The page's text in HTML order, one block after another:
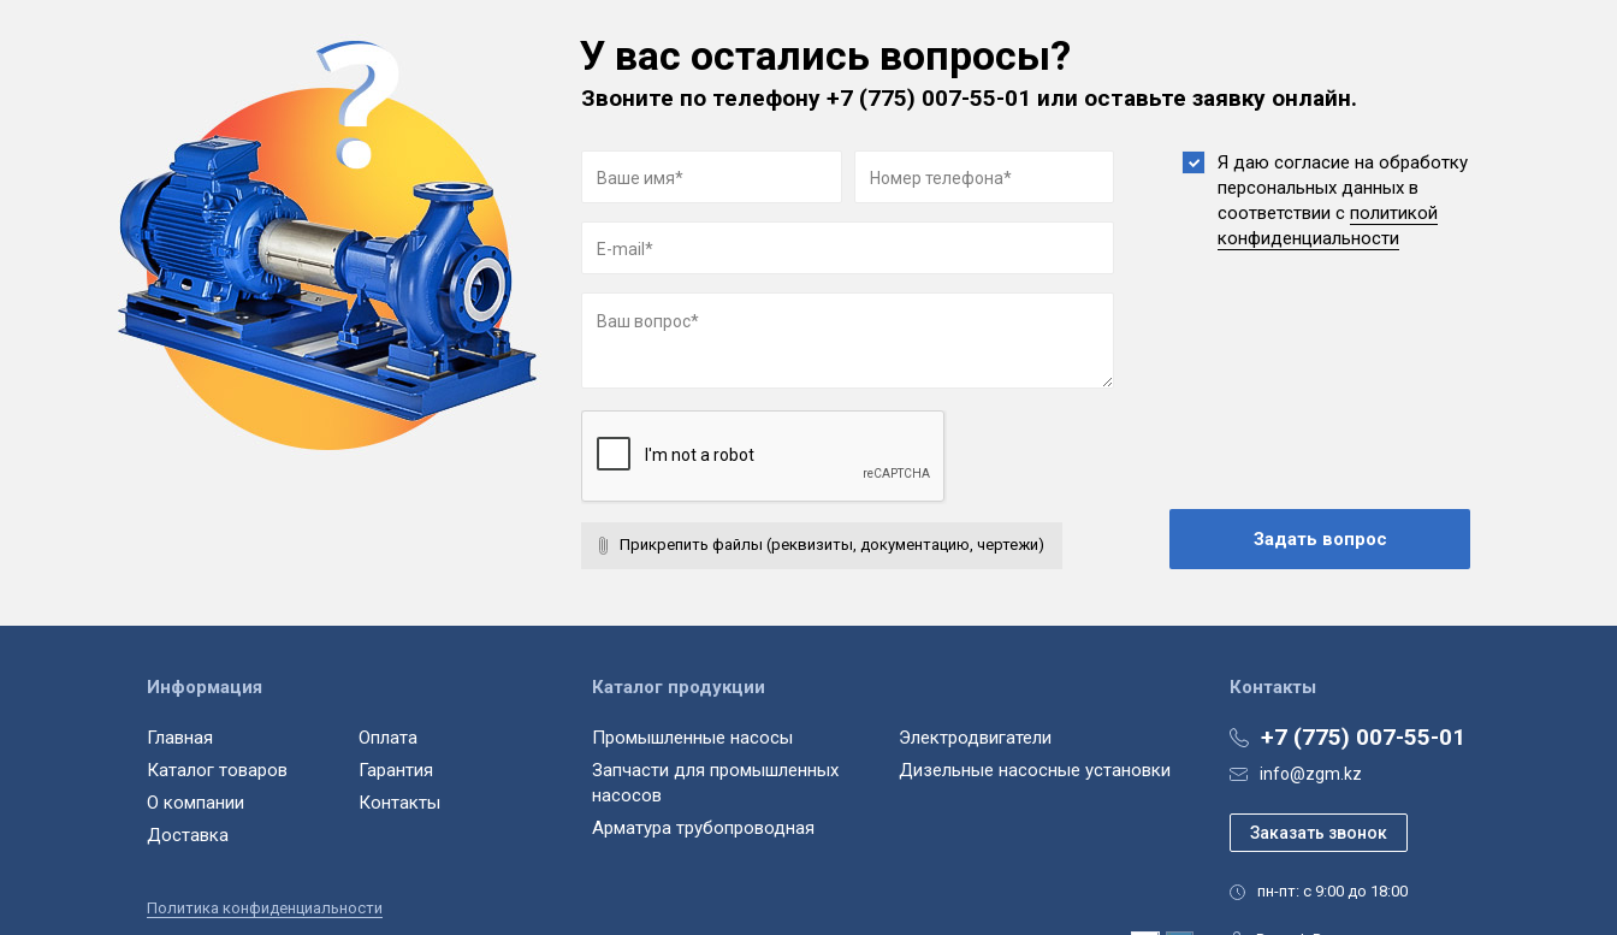
У вас остались вопросы?
Звоните по телефону+7 (775) 007-55-01 или оставьте заявку онлайн.
Прикрепить файлы (реквизиты, документацию, чертежи)
Я даю согласие на обработку
персональных данных в
соответствии с политикой
конфиденциальности
Контакты
+7 (775) 007-55-01
info@zgm.kz
пн-пт: с 9:00 до 18:00
Информация
Главная
Каталог товаров
О компании
Доставка
Оплата
Гарантия
Контакты
Каталог продукции
Промышленные насосы
Запчасти для промышленных
насосов
Арматура трубопроводная
Электродвигатели
Дизельные насосные установки
Политика конфиденциальности